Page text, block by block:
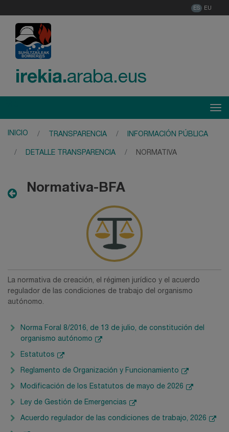
ES EU
irekia.araba.eus
INICIO TRANSPARENCIA INFORMACIÓN PÚBLICA
DETALLE TRANSPARENCIA NORMATIVA
Normativa-BFA
La normativa de creación, el régimen jurídico y el acuerdo
regulador de las condiciones de trabajo del organismo
autónomo.
Norma Foral 8/2016, de 13 de julio, de constitución del
organismo autónomo
Estatutos
Reglamento de Organización y Funcionamiento
Modificación de los Estatutos de mayo de 2026
Ley de Gestión de Emergencias
Acuerdo regulador de las condiciones de trabajo, 2026